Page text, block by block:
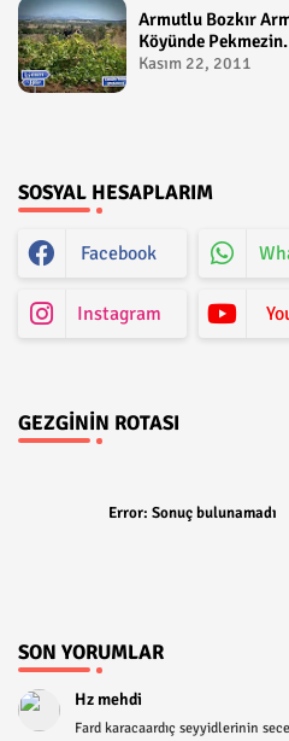
Armutlu Bozkır
Köyünde Pekmezin
Hikayesi:Gezen Bilir
Kasım 22, 2011
SOSYAL HESAPLARIM
Facebook
Instagram
GEZGININ ROTASI
Error: Sonuç bulunamadı
SON YORUMLAR
Hz mehdi
Fard karacaardıç seyyidlerinin